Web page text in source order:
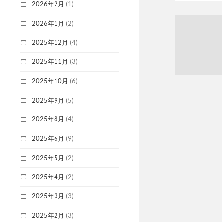
2026年2月 (1)
2026年1月 (2)
2025年12月 (4)
2025年11月 (3)
2025年10月 (6)
2025年9月 (5)
2025年8月 (4)
2025年6月 (9)
2025年5月 (2)
2025年4月 (2)
2025年3月 (3)
2025年2月 (3)